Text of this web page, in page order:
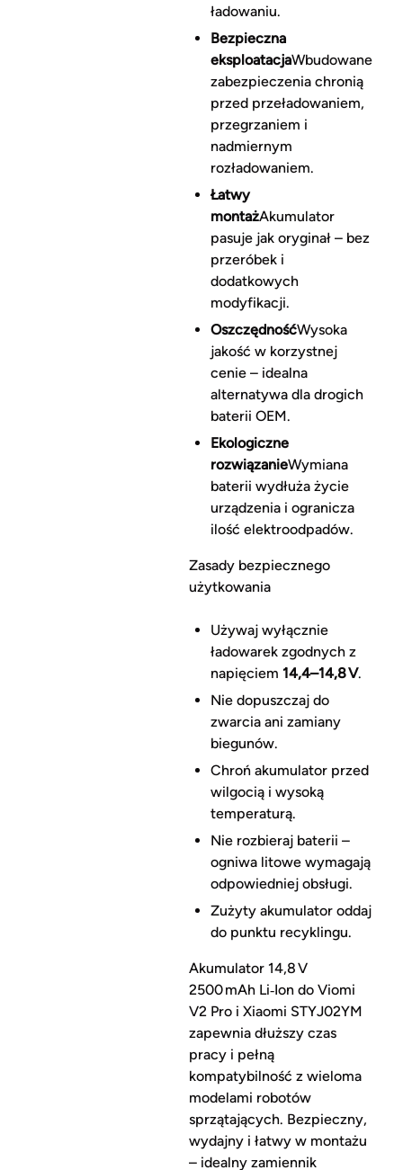
ładowaniu.
Bezpieczna
eksploatacjaWbudowane
zabezpieczenia chronią
przed przeładowaniem,
przegrzaniem i
nadmiernym
rozładowaniem.
Łatwy
montażAkumulator
pasuje jak oryginał – bez
przeróbek i
dodatkowych
modyfikacji.
OszczędnośćWysoka
jakość w korzystnej
cenie – idealna
alternatywa dla drogich
baterii OEM.
Ekologiczne
rozwiązanieWymiana
baterii wydłuża życie
urządzenia i ogranicza
ilość elektroodpadów.
Zasady bezpiecznego
użytkowania
Używaj wyłącznie
ładowarek zgodnych z
napięciem 14,4–14,8 V.
Nie dopuszczaj do
zwarcia ani zamiany
biegunów.
Chroń akumulator przed
wilgocią i wysoką
temperaturą.
Nie rozbieraj baterii –
ogniwa litowe wymagają
odpowiedniej obsługi.
Zużyty akumulator oddaj
do punktu recyklingu.
Akumulator 14,8 V
2500 mAh Li‑Ion do Viomi
V2 Pro i Xiaomi STYJ02YM
zapewnia dłuższy czas
pracy i pełną
kompatybilność z wieloma
modelami robotów
sprzątających. Bezpieczny,
wydajny i łatwy w montażu
– idealny zamiennik